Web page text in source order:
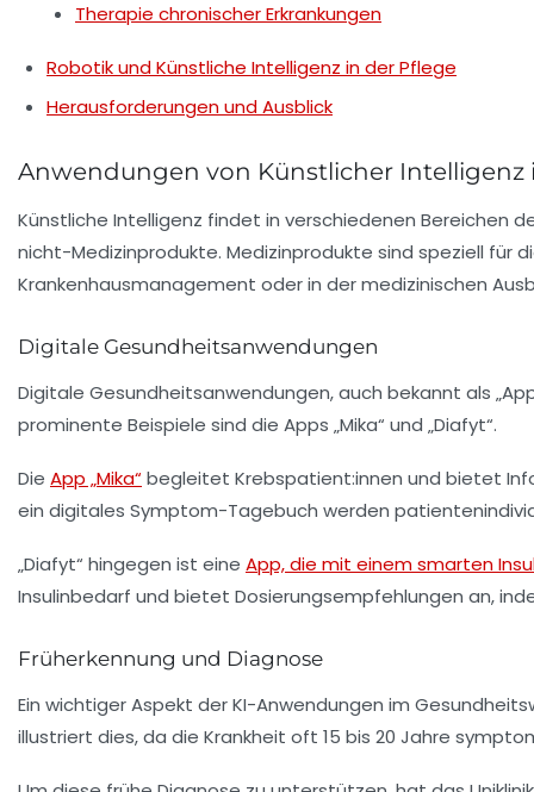
Therapie chronischer Erkrankungen
Robotik und Künstliche Intelligenz in der Pflege
Herausforderungen und Ausblick
Anwendungen von Künstlicher Intelligenz
Künstliche Intelligenz findet in verschiedenen Bereichen
nicht-Medizinprodukte. Medizinprodukte sind speziell für
Krankenhausmanagement oder in der medizinischen
Digitale Gesundheitsanwendungen
Digitale Gesundheitsanwendungen, auch bekannt als
prominente Beispiele sind die Apps „Mika“ und „Diafyt“.
Die App „Mika“ begleitet Krebspatient:innen und bietet
ein digitales Symptom-Tagebuch werden
„Diafyt“ hingegen ist eine App, die mit einem smarten
Insulinbedarf und bietet Dosierungsempfehlungen an,
Früherkennung und Diagnose
Ein wichtiger Aspekt der KI-Anwendungen im
illustriert dies, da die Krankheit oft 15 bis 20 Jahre